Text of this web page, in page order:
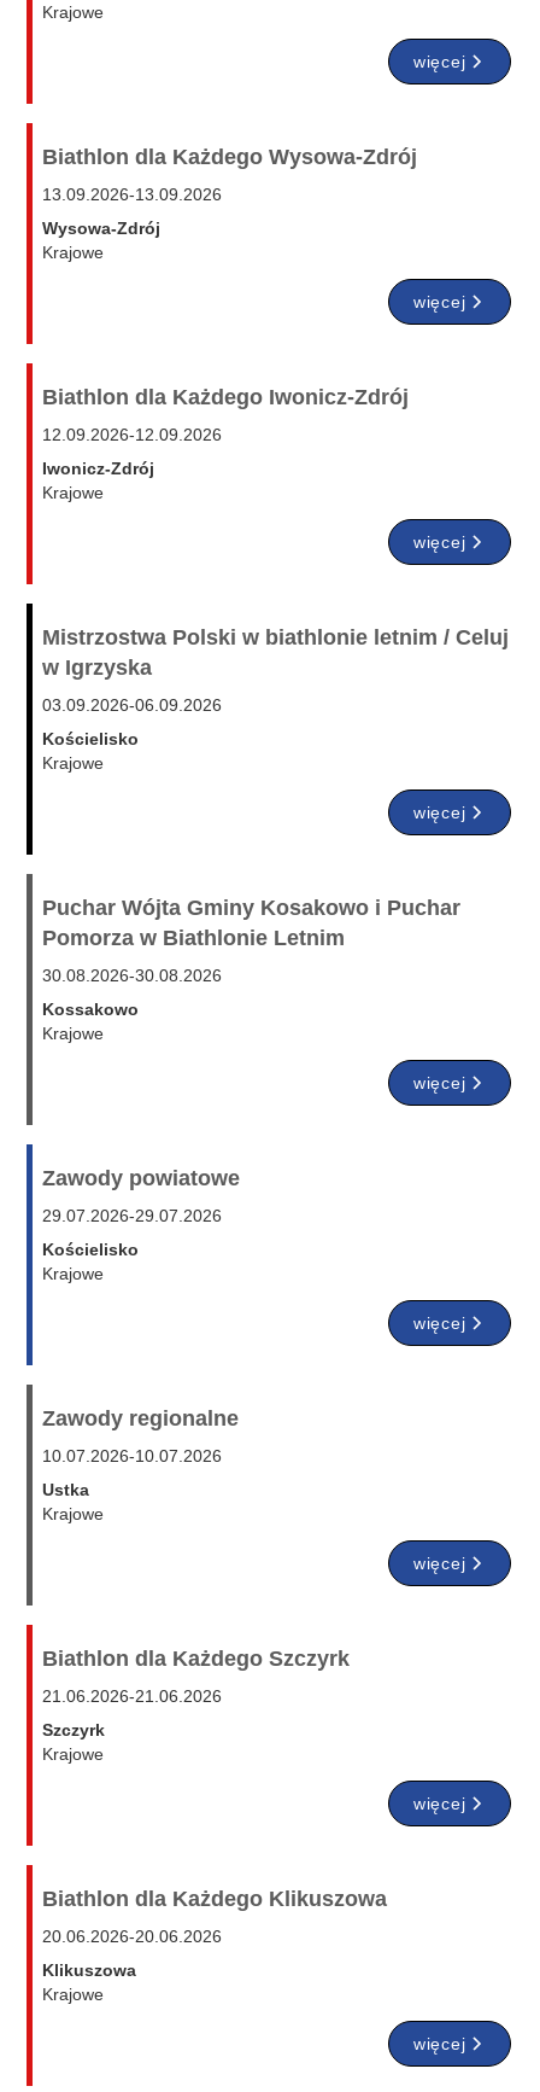
Krajowe
więcej
Biathlon dla Każdego Wysowa-Zdrój
13.09.2026-13.09.2026
Wysowa-Zdrój
Krajowe
więcej
Biathlon dla Każdego Iwonicz-Zdrój
12.09.2026-12.09.2026
Iwonicz-Zdrój
Krajowe
więcej
Mistrzostwa Polski w biathlonie letnim / Celuj
w Igrzyska
03.09.2026-06.09.2026
Kościelisko
Krajowe
więcej
Puchar Wójta Gminy Kosakowo i Puchar
Pomorza w Biathlonie Letnim
30.08.2026-30.08.2026
Kossakowo
Krajowe
więcej
Zawody powiatowe
29.07.2026-29.07.2026
Kościelisko
Krajowe
więcej
Zawody regionalne
10.07.2026-10.07.2026
Ustka
Krajowe
więcej
Biathlon dla Każdego Szczyrk
21.06.2026-21.06.2026
Szczyrk
Krajowe
więcej
Biathlon dla Każdego Klikuszowa
20.06.2026-20.06.2026
Klikuszowa
Krajowe
więcej